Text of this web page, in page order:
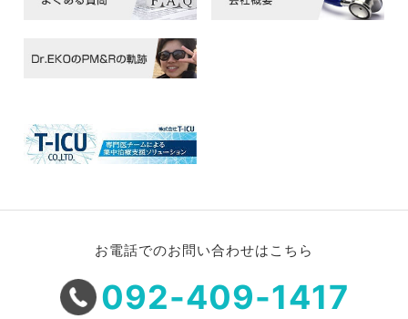
お電話でのお問い合わせはこちら
092-409-1417